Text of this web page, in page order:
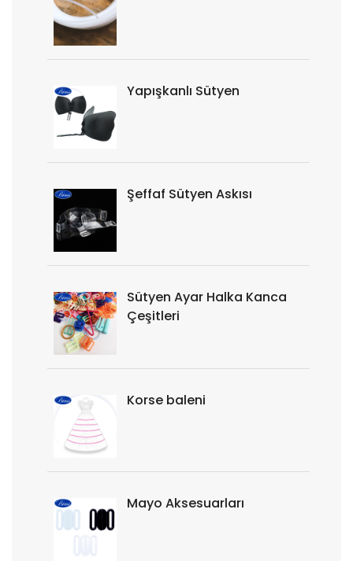
Yapışkanlı Sütyen
Şeffaf Sütyen Askısı
Sütyen Ayar Halka Kanca
Çeşitleri
Korse baleni
Mayo Aksesuarları